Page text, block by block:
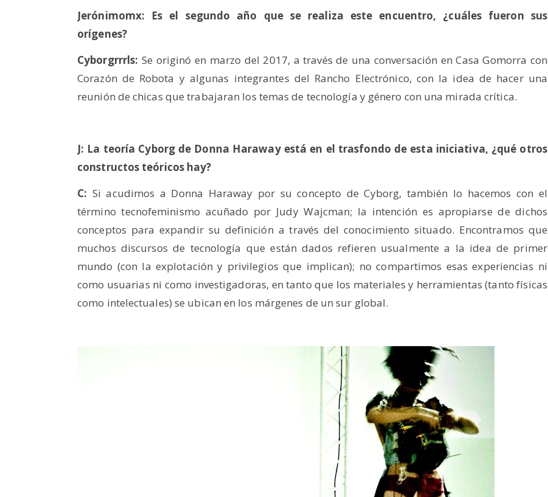
Jerónimomx: Es el segundo año que se realiza este encuentro, ¿cuáles fueron sus
orígenes?
Cyborgrrrls: Se originó en marzo del 2017, a través de una conversación en Casa Gomorra con
Corazón de Robota y algunas integrantes del Rancho Electrónico, con la idea de hacer una
reunión de chicas que trabajaran los temas de tecnología y género con una mirada crítica.
J: La teoría Cyborg de Donna Haraway está en el trasfondo de esta iniciativa, ¿qué otros
constructos teóricos hay?
C: Si acudimos a Donna Haraway por su concepto de Cyborg, también lo hacemos con el
término tecnofeminismo acuñado por Judy Wajcman; la intención es apropiarse de dichos
conceptos para expandir su definición a través del conocimiento situado. Encontramos que
muchos discursos de tecnología que están dados refieren usualmente a la idea de primer
mundo (con la explotación y privilegios que implican); no compartimos esas experiencias ni
como usuarias ni como investigadoras, en tanto que los materiales y herramientas (tanto físicas
como intelectuales) se ubican en los márgenes de un sur global.